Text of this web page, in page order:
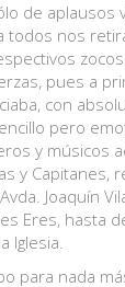
de aplausos
todos nos
pues a
con
pero
y músicos
y Capitanes,
Joaquín
Eres, hasta
Iglesia.
para nada